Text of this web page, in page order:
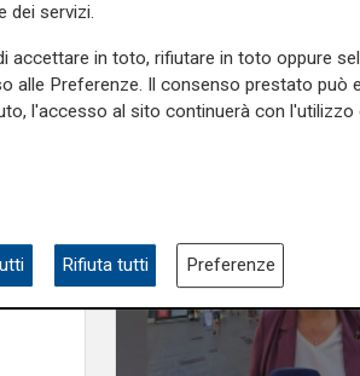
state
1.200
viene
oggi
le
sul
dei servizi.
accettare in toto, rifiutare in toto oppure
alle Preferenze. Il consenso prestato può
l'accesso al sito continuerà con l'utilizzo
Rifiuta tutti Preferenze